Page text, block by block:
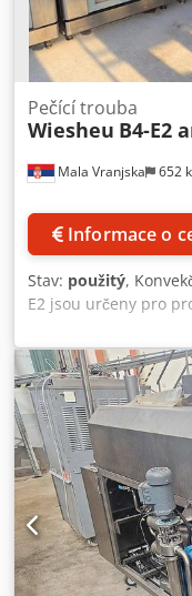
Mala Vranjska 652
Pečící trouba
Wiesheu B4-E2
Informace o
Stav: použitý,
E2 jsou určeny pro
gastronomických
funkční a připravené
nabízejí kapacitu pro
pro různé výrobní
kompletní sada a
nebo rozšíření
Konvektomat
B8-E2 (pece pro 5 a
Prodává se pouze
Elektrický příkon: 9,2
400 V Frekvence: 50
Vodní tlak: 150-250